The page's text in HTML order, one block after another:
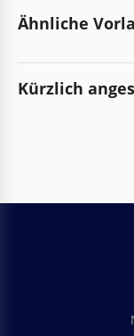
Ähnliche
Kürzlich